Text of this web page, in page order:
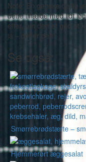
Note: En ganske dejlig
dette tilfælde med lidt
efter, om den er god at
ja – det er den!
Se også:
Smørrebrødstærte –
Hjemmerørt æggesalat